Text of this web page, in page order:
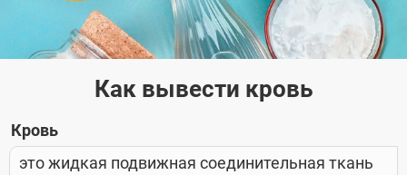
Как вывести кровь
Кровь
это жидкая подвижная соединительная ткань